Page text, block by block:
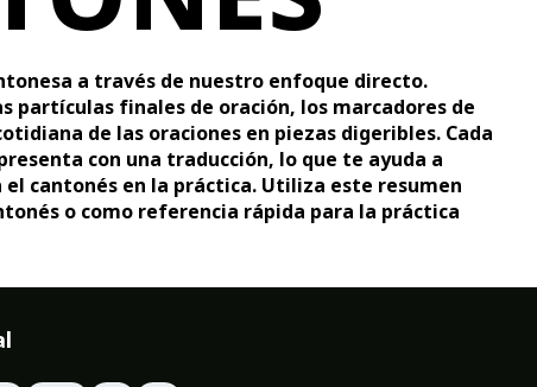
a través de nuestro enfoque directo.
partículas finales de oración, los marcadores de
de las oraciones en piezas digeribles. Cada
con una traducción, lo que te ayuda a
cantonés en la práctica. Utiliza este resumen
o como referencia rápida para la práctica